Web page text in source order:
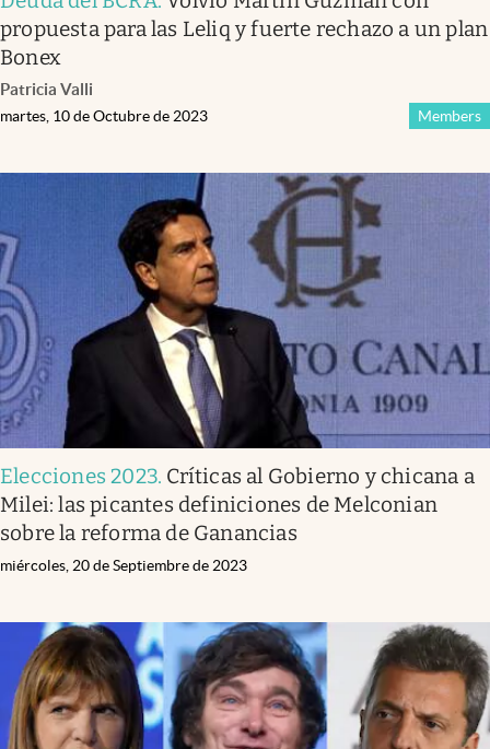
propuesta para las Leliq y fuerte rechazo a un plan
Bonex
Patricia Valli
Members
martes, 10 de Octubre de 2023
Elecciones 2023. Críticas al Gobierno y chicana a
Milei: las picantes definiciones de Melconian
sobre la reforma de Ganancias
miércoles, 20 de Septiembre de 2023